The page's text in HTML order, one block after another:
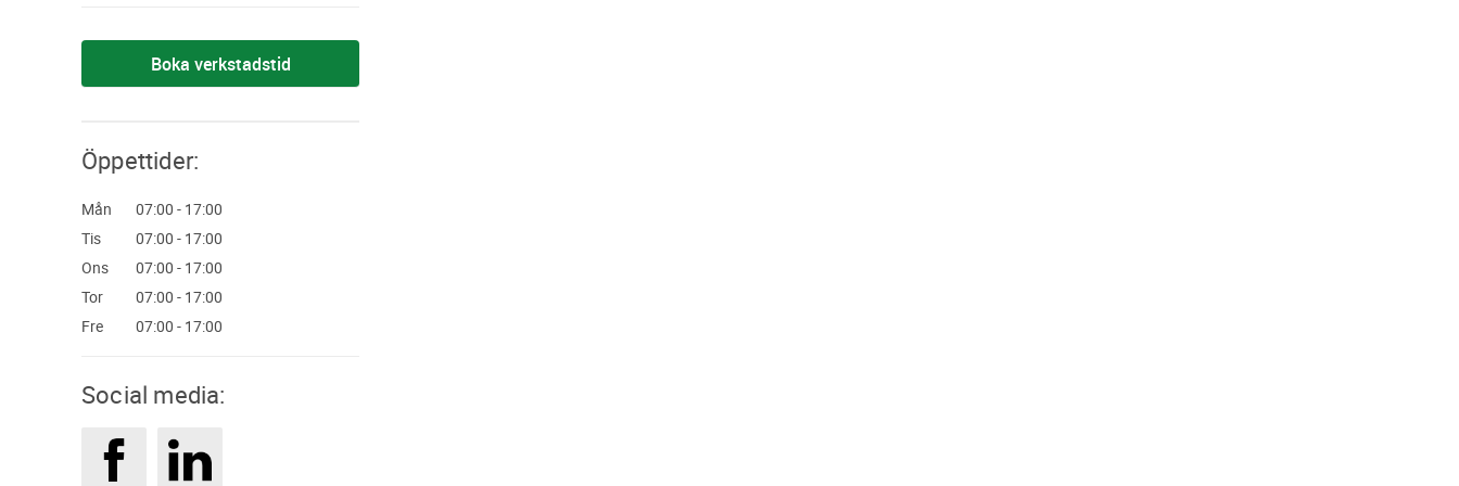
Boka verkstadstid
Öppettider:
mån
07:00 - 17:00
tis
07:00 - 17:00
ons
07:00 - 17:00
tor
07:00 - 17:00
fre
07:00 - 17:00
Social media: